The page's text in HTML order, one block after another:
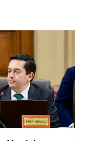
no exigen
ni requieren
y cumplen con el
del Congreso,
del
ellos, el que
la adaptación de los
ante situaciones